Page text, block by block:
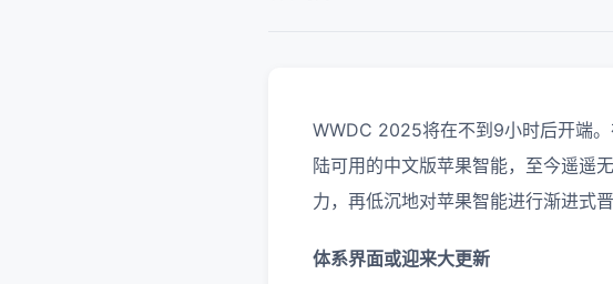
WWDC 2025将在不到9小时后开端
陆可用的中文版苹果智能，至今遥遥
力，再低沉地对苹果智能进行渐进式晋
体系界面或迎来大更新